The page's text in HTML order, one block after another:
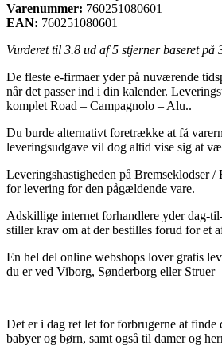
Varenummer: 760251080601
EAN: 760251080601
Vurderet til 3.8 ud af 5 stjerner baseret på
De fleste e-firmaer yder på nuværende
når det passer ind i din kalender.
komplet Road – Campagnolo – Alu..
Du burde alternativt foretrække at få
leveringsudgave vil dog altid vise sig at
Leveringshastigheden på Bremseklodser
for levering for den pågældende vare.
Adskillige internet forhandlere yder dag-
stiller krav om at der bestilles forud for et
En hel del online webshops lover gratis
du er ved Viborg, Sønderborg eller Struer
Det er i dag ret let for forbrugerne at
babyer og børn, samt også til damer og